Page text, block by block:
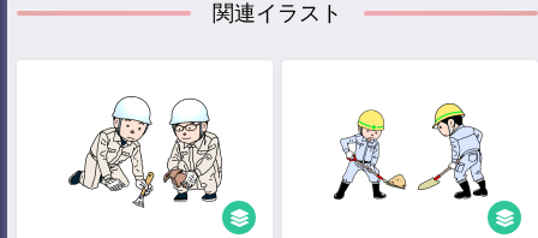
関連イラスト